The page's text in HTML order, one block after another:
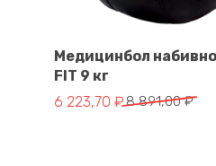
В корзину
Медицинбол
FIT 9 кг
8 891,00₽
Первоначальная цена
6 223,70 ₽
Текущая цена: 6 223,70